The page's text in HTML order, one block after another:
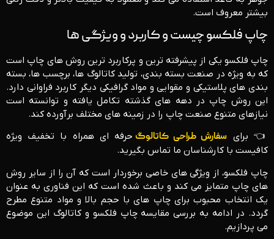
بیشتر معروف است.
چاپ فلکسو چیست و کاربرد و ویژگی ها
چاپ فلکسو یکی از پیشرفته ‌ترین و پرکاربرد ترین روش ‌های چاپ است
که به‌ ویژه در صنعت بسته‌ بندی، تولید کاتالوگ‌ ها، برچسب ‌ها، بسته
‌بندی‌ های پلاستیکی و مقوایی و مواد گرافیکی دیگر کاربرد فراوانی دارد.
این روش چاپ در دهه‌ های گذشته تکامل یافته و توانسته است
نیازهای متنوع صنعت چاپ را در زمینه‌ های مختلف برآورده کند.
👈 برای سفارش طراحی کاتالوگ حرفه ای همراه با تخفیف ویژه
کافیست با کارشناسان ما تماس بگیرید.
چاپ فلکسو، از ویژگی ‌های خاصی برخوردار است که آن را از سایر روش
‌های چاپ متمایز می ‌کند و باعث شده است که این فناوری به عنوان
یک انتخاب محبوب برای چاپ‌ های با حجم بالا و مواد متنوع مطرح
گردد. در ادامه به بررسی مقایسه چاپ فلکسو و کاتالوگ این موضوع
می پردازیم.